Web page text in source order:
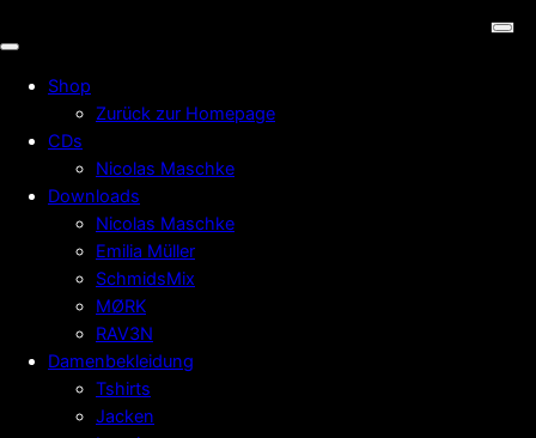
Shop
Zurück zur Homepage
CDs
Nicolas Maschke
Downloads
Nicolas Maschke
Emilia Müller
SchmidsMix
MØRK
RAV3N
Damenbekleidung
Tshirts
Jacken